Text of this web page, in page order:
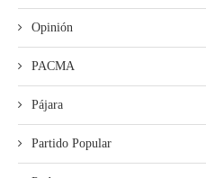
Opinión
PACMA
Pájara
Partido Popular